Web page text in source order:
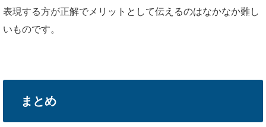
表現する方が正解でメリットとして伝えるのはなかなか難し
いものです。
まとめ